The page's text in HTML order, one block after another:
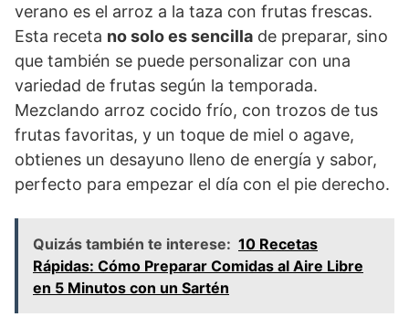
verano es el arroz a la taza con frutas frescas.
Esta receta no solo es sencilla de preparar, sino
que también se puede personalizar con una
variedad de frutas según la temporada.
Mezclando arroz cocido frío, con trozos de tus
frutas favoritas, y un toque de miel o agave,
obtienes un desayuno lleno de energía y sabor,
perfecto para empezar el día con el pie derecho.
Quizás también te interese: 10 Recetas
Rápidas: Cómo Preparar Comidas al Aire Libre
en 5 Minutos con un Sartén